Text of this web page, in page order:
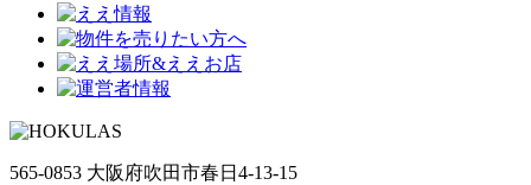
565-0853 大阪府吹田市春日4-13-15